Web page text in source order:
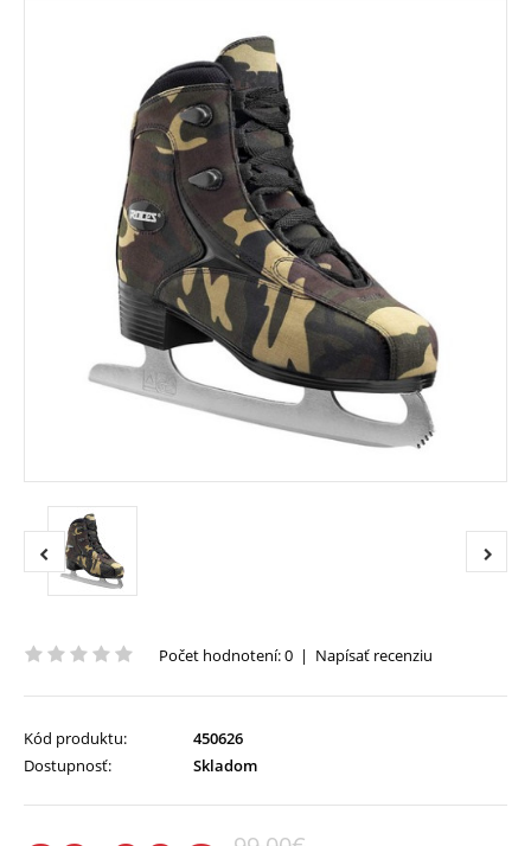
Počet hodnotení: 0 | Napísať recenziu
Kód produktu:
450626
Dostupnosť:
Skladom